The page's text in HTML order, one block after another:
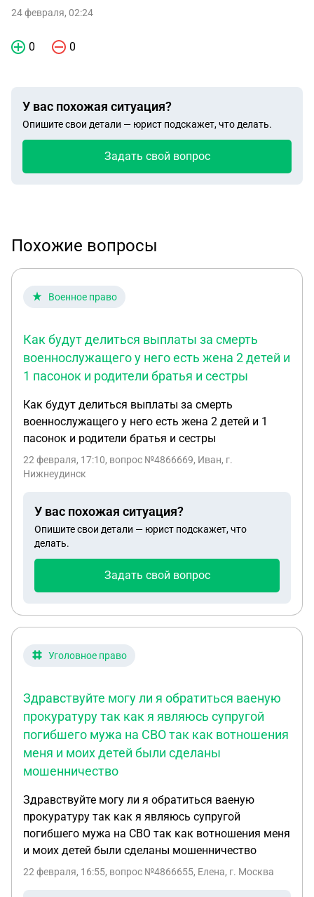
24 февраля, 02:24
0 0
У вас похожая ситуация?
Опишите свои детали — юрист подскажет, что делать.
Задать свой вопрос
Похожие вопросы
Военное право
Как будут делиться выплаты за смерть
военнослужащего у него есть жена 2 детей и
1 пасонок и родители братья и сестры
Как будут делиться выплаты за смерть
военнослужащего у него есть жена 2 детей и 1
пасонок и родители братья и сестры
22 февраля, 17:10, вопрос №4866669, Иван, г.
Нижнеудинск
У вас похожая ситуация?
Опишите свои детали — юрист подскажет, что
делать.
Задать свой вопрос
Уголовное право
Здравствуйте могу ли я обратиться ваеную
прокуратуру так как я являюсь супругой
погибшего мужа на СВО так как вотношения
меня и моих детей были сделаны
мошенничество
Здравствуйте могу ли я обратиться ваеную
прокуратуру так как я являюсь супругой
погибшего мужа на СВО так как вотношения меня
и моих детей были сделаны мошенничество
22 февраля, 16:55, вопрос №4866655, Елена, г. Москва